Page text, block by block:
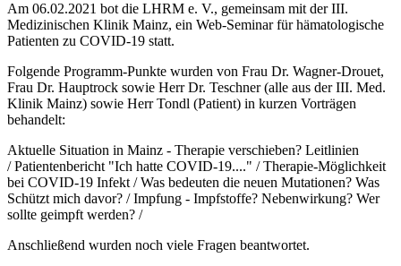
Am 06.02.2021 bot die LHRM e. V., gemeinsam mit der III.
Medizinischen Klinik Mainz, ein Web-Seminar für hämatologische
Patienten zu COVID-19 statt.
Folgende Programm-Punkte wurden von Frau Dr. Wagner-Drouet,
Frau Dr. Hauptrock sowie Herr Dr. Teschner (alle aus der III. Med.
Klinik Mainz) sowie Herr Tondl (Patient) in kurzen Vorträgen
behandelt:
Aktuelle Situation in Mainz - Therapie verschieben? Leitlinien
/ Patientenbericht "Ich hatte COVID-19...." / Therapie-Möglichkeit
bei COVID-19 Infekt / Was bedeuten die neuen Mutationen? Was
Schützt mich davor? / Impfung - Impfstoffe? Nebenwirkung? Wer
sollte geimpft werden? /
Anschließend wurden noch viele Fragen beantwortet.